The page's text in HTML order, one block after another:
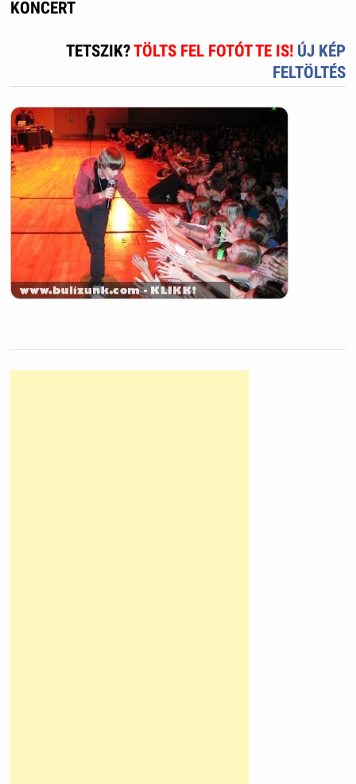
KONCERT
TETSZIK?TÖLTS FEL FOTÓT TE IS! ÚJ KÉP
FELTÖLTÉS